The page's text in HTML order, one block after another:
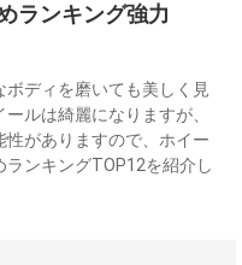
ランキング強力
ディを磨いても美しく見
ルは綺麗になりますが、
がありますので、ホイー
ンキングTOP12を紹介し